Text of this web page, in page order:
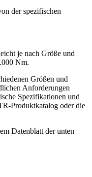
der spezifischen
je nach Größe und
Nm.
Größen und
Anforderungen
Spezifikationen und
Produktkatalog oder die
Datenblatt der unten